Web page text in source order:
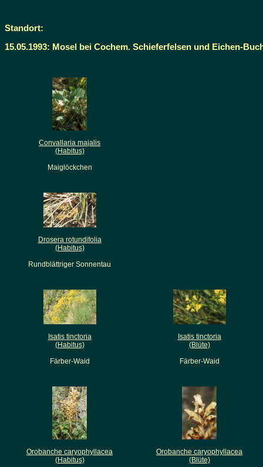
Standort:
15.05.1993: Mosel bei Cochem. Schieferfelsen und Eichen-
Convallaria majalis
(Habitus)
Maiglöckchen
Drosera rotundifolia
(Habitus)
Rundblättriger Sonnentau
Isatis tinctoria
(Habitus)
Färber-Waid
Isatis tinctoria
(Blüte)
Färber-Waid
Orobanche caryophyllacea
(Habitus)
Orobanche caryophyllacea
(Blüte)